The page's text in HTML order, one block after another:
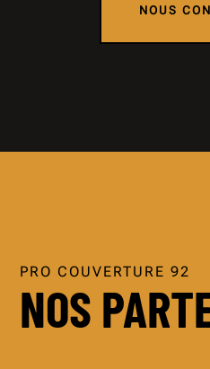
NOUS
PRO COUVERTURE 92
NOS